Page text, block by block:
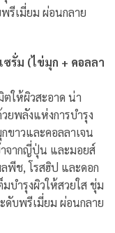
รีเมี่ยม ผ่อนกลาย
ซรั่ม (ไข่มุก + คอลลา
ตให้ผิวสะอาด น่า
พลังแห่งการบำรุง
ขาวและคอลลาเจน
าจากญี่ปุ่น และมอยส์
ลพีช, โรสฮิป และดอก
บำรุงผิวให้สวยใส ชุ่ม
บพรีเมี่ยม ผ่อนกลาย